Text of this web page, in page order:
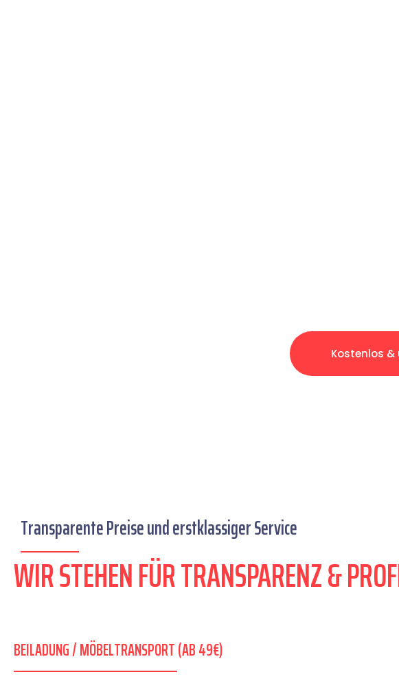
Kostenlos
Transparente Preise und erstklassiger Service
WIR STEHEN FÜR TRANSPARENZ &
BEILADUNG / MÖBELTRANSPORT (AB 49€)